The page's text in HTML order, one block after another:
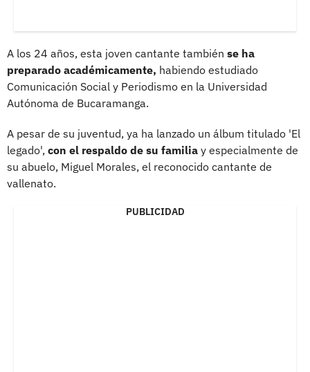
A los 24 años, esta joven cantante también se ha
preparado académicamente, habiendo estudiado
Comunicación Social y Periodismo en la Universidad
Autónoma de Bucaramanga.
A pesar de su juventud, ya ha lanzado un álbum titulado 'El
legado', con el respaldo de su familia y especialmente de
su abuelo, Miguel Morales, el reconocido cantante de
vallenato.
PUBLICIDAD